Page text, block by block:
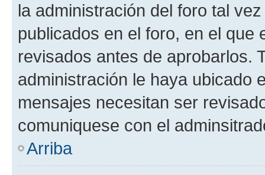
la administración del foro tal
publicados en el foro, en el
revisados antes de aprobarlos.
administración le haya ubicado
mensajes necesitan ser
comuniquese con el
Arriba